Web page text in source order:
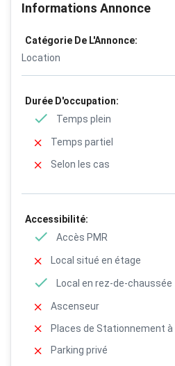
Informations Annonce
Catégorie De L'Annonce:
Location
Durée D'occupation:
Temps plein
Temps partiel
Selon les cas
Accessibilité:
Accès PMR
Local situé en étage
Local en rez-de-chaussée
Ascenseur
Places de Stationnement
Parking privé